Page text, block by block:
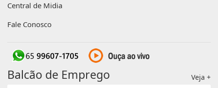
Central de Midia
Fale Conosco
Balcão de Emprego
Veja +